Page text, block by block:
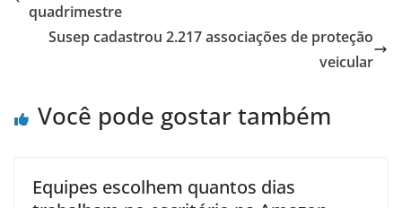
quadrimestre
Susep cadastrou 2.217 associações de proteção
veicular
Você pode gostar também
Equipes escolhem quantos dias